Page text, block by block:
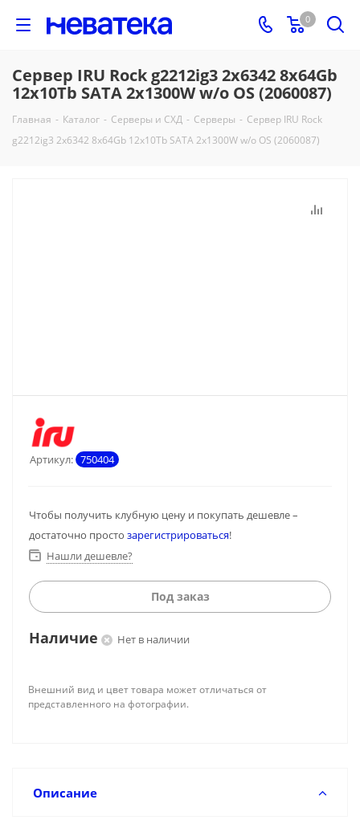
0
Сервер IRU Rock g2212ig3 2x6342 8x64Gb
12x10Tb SATA 2x1300W w/o OS (2060087)
Главная - Каталог - Серверы и СХД - Серверы - Сервер IRU Rock
g2212ig3 2x6342 8x64Gb 12x10Tb SATA 2x1300W w/o OS (2060087)
Артикул: 750404
Чтобы получить клубную цену и покупать дешевле –
достаточно просто зарегистрироваться!
Нашли дешевле?
Под заказ
Наличие Нет в наличии
Внешний вид и цвет товара может отличаться от
представленного на фотографии.
Описание